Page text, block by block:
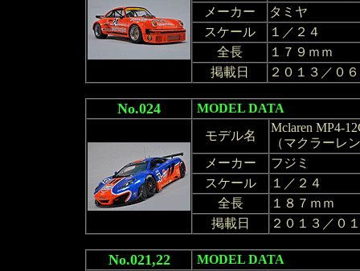
メーカー
タミヤ
スケール
１／２４
全長
１７９ｍｍ
掲載日
２０１３／０
No.024
MODEL DATA
モデル名
Mclaren MP4-
（マクラーレ
メーカー
フジミ
スケール
１／２４
全長
１８７ｍｍ
掲載日
２０１３／０
No.021,22
MODEL DATA